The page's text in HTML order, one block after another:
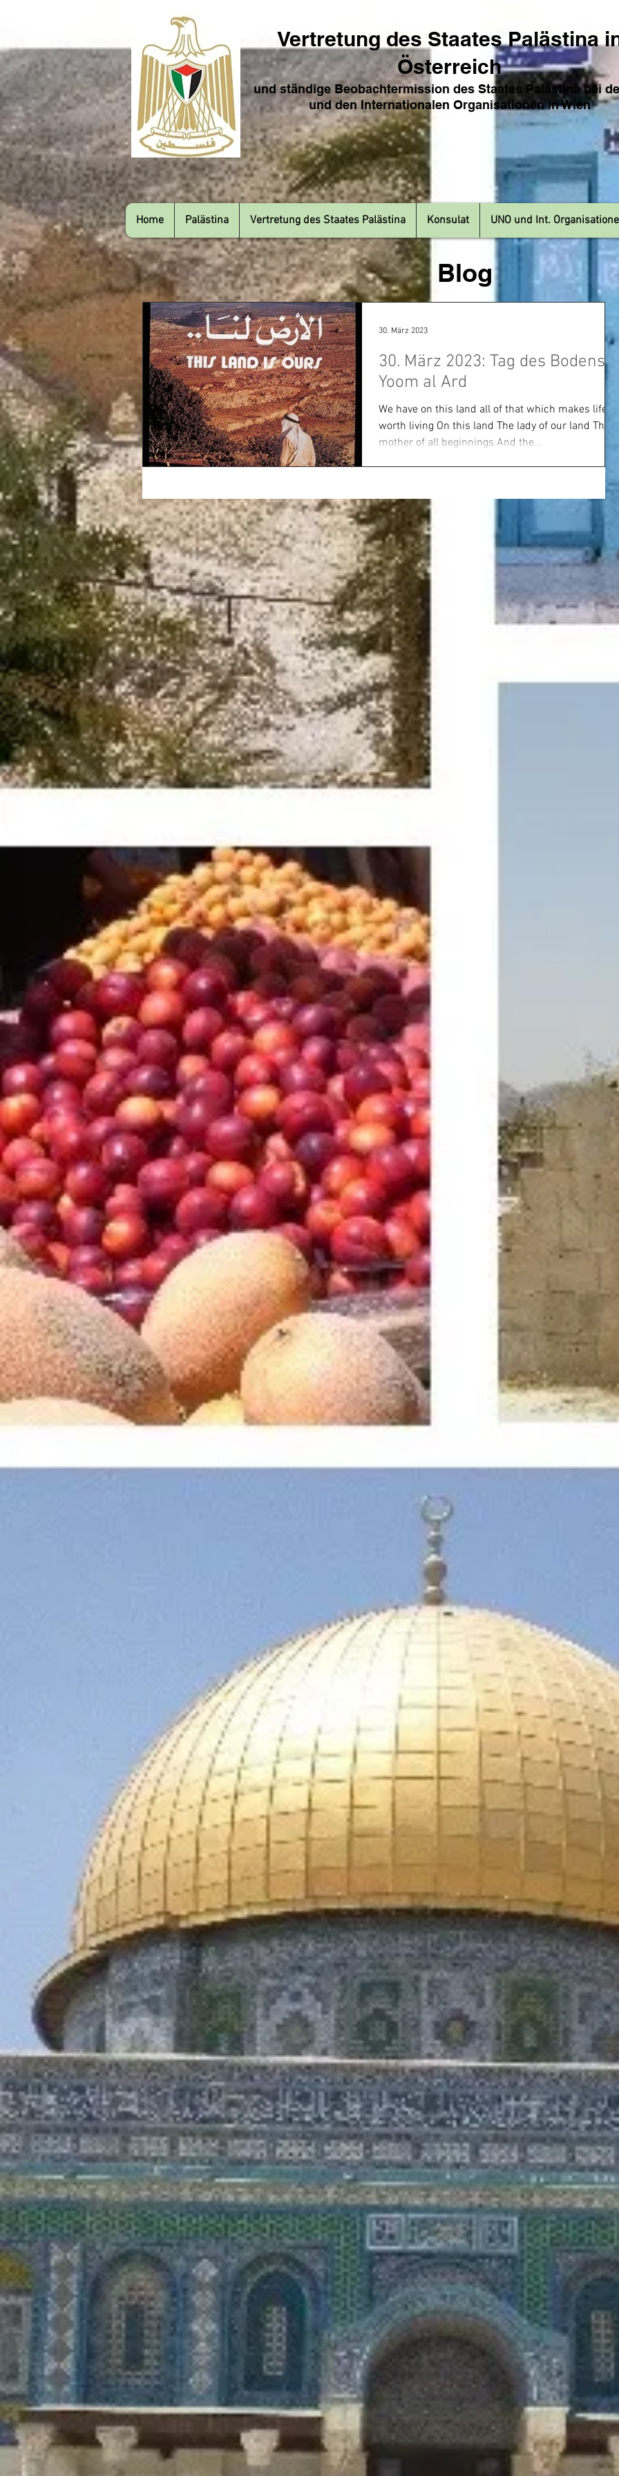
Vertretung des Staates Palästina
Österreich
und ständige Beobachtermission des Staates Palästina bei
und den Internationalen Organisationen in Wien
Blog
30. März 2023: Tag des Bodens –
Yoom al Ard
We have on this land all of that which makes life
worth living On this land The lady of our land The
mother of all beginnings And the...
30. März 2023
Home Palästina Vertretung des Staates Palästina Konsulat UNO und Int.